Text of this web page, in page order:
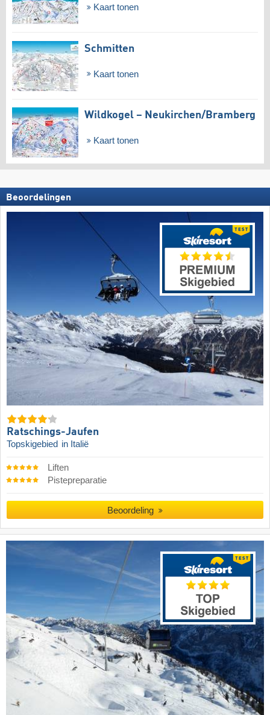
Kaart tonen
Schmitten
Kaart tonen
Wildkogel – Neukirchen/​Bramberg
Kaart tonen
Beoordelingen
Ratschings-Jaufen
Topskigebied in Italië
Liften
Pistepreparatie
Beoordeling